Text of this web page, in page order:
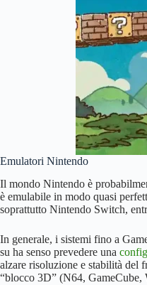
Emulatori Nintendo
Il mondo Nintendo è
è emulabile in modo quasi
soprattutto Nintendo Switch,
In generale, i sistemi fino a
su ha senso prevedere una
alzare risoluzione e stabilità del
“blocco 3D” (N64,